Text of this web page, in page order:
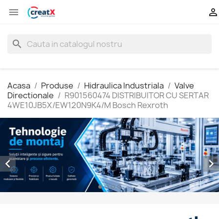
 
search
Acasa Produse Hidraulica Industriala
Valve
Directionale
R901560474 DISTRIBUITOR CU SERTAR
4WE10JB5X/EW120N9K4/M Bosch Rexroth
 